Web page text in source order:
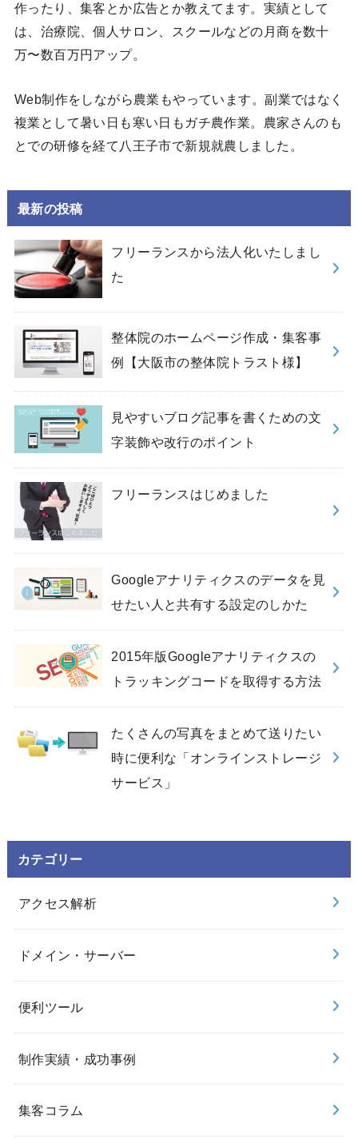
作ったり、集客とか広告とか教えてます。実績として
は、治療院、個人サロン、スクールなどの月商を数十
万〜数百万円アップ。
Web制作をしながら農業もやっています。副業ではなく
複業として暑い日も寒い日もガチ農作業。農家さんのも
とでの研修を経て八王子市で新規就農しました。
最新の投稿
フリーランスから法人化いたしまし
た
整体院のホームページ作成・集客事
例【大阪市の整体院トラスト様】
見やすいブログ記事を書くための文
字装飾や改行のポイント
フリーランスはじめました
Googleアナリティクスのデータを見
せたい人と共有する設定のしかた
2015年版Googleアナリティクスの
トラッキングコードを取得する方法
たくさんの写真をまとめて送りたい
時に便利な「オンラインストレージ
サービス」
カテゴリー
アクセス解析
ドメイン・サーバー
便利ツール
制作実績・成功事例
集客コラム